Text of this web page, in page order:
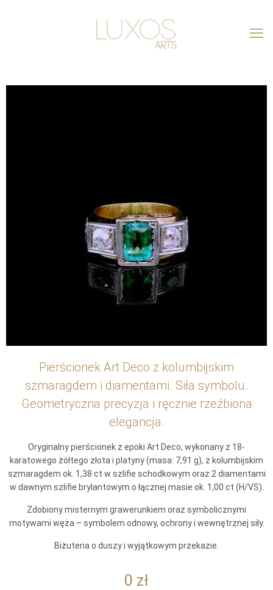
Pierścionek Art Deco z kolumbijskim
szmaragdem i diamentami. Siła symbolu.
Geometryczna precyzja i ręcznie rzeźbiona
elegancja.
Oryginalny pierścionek z epoki Art Deco, wykonany z 18-
karatowego żółtego złota i platyny (masa: 7,91 g), z kolumbijskim
szmaragdem ok. 1,38 ct w szlifie schodkowym oraz 2 diamentami
w dawnym szlifie brylantowym o łącznej masie ok. 1,00 ct (H/VS).
Zdobiony misternym grawerunkiem oraz symbolicznymi
motywami węża – symbolem odnowy, ochrony i wewnętrznej siły.
Biżuteria o duszy i wyjątkowym przekazie.
0 zł